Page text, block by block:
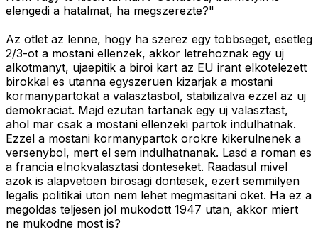
elengedi a hatalmat, ha megszerezte?"
Az otlet az lenne, hogy ha szerez egy tobbseget, esetleg
2/3-ot a mostani ellenzek, akkor letrehoznak egy uj
alkotmanyt, ujaepitik a biroi kart az EU irant elkotelezett
birokkal es utanna egyszeruen kizarjak a mostani
kormanypartokat a valasztasbol, stabilizalva ezzel az uj
demokraciat. Majd ezutan tartanak egy uj valasztast,
ahol mar csak a mostani ellenzeki partok indulhatnak.
Ezzel a mostani kormanypartok orokre kikerulnenek a
versenybol, mert el sem indulhatnanak. Lasd a roman es
a francia elnokvalasztasi donteseket. Raadasul mivel
azok is alapvetoen birosagi dontesek, ezert semmilyen
legalis politikai uton nem lehet megmasitani oket. Ha ez a
megoldas teljesen jol mukodott 1947 utan, akkor miert
ne mukodne most is?